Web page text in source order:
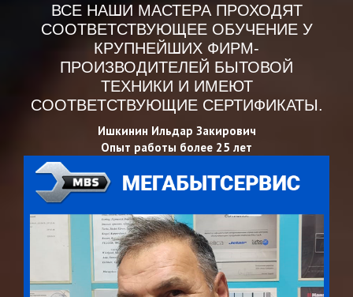
ВСЕ НАШИ МАСТЕРА ПРОХОДЯТ
СООТВЕТСТВУЮЩЕЕ ОБУЧЕНИЕ У
КРУПНЕЙШИХ ФИРМ-
ПРОИЗВОДИТЕЛЕЙ БЫТОВОЙ
ТЕХНИКИ И ИМЕЮТ
СООТВЕТСТВУЮЩИЕ СЕРТИФИКАТЫ.
Ишкинин Ильдар Закирович
Опыт работы более 25 лет